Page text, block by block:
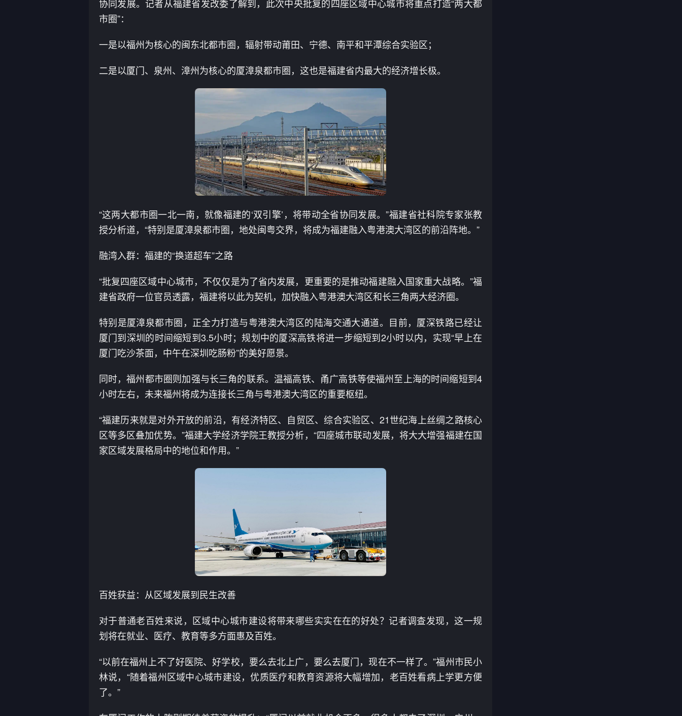
协同发展。记者从福建省发改委了解到，此次中央批复的四座区域中心城市将重点打造“两大都
市圈”：
一是以福州为核心的闽东北都市圈，辐射带动莆田、宁德、南平和平潭综合实验区；
二是以厦门、泉州、漳州为核心的厦漳泉都市圈，这也是福建省内最大的经济增长极。
“这两大都市圈一北一南，就像福建的‘双引擎’，将带动全省协同发展。”福建省社科院专家张教
授分析道，“特别是厦漳泉都市圈，地处闽粤交界，将成为福建融入粤港澳大湾区的前沿阵地。”
融湾入群：福建的“换道超车”之路
“批复四座区域中心城市，不仅仅是为了省内发展，更重要的是推动福建融入国家重大战略。”福
建省政府一位官员透露，福建将以此为契机，加快融入粤港澳大湾区和长三角两大经济圈。
特别是厦漳泉都市圈，正全力打造与粤港澳大湾区的陆海交通大通道。目前，厦深铁路已经让
厦门到深圳的时间缩短到3.5小时；规划中的厦深高铁将进一步缩短到2小时以内，实现“早上在
厦门吃沙茶面，中午在深圳吃肠粉”的美好愿景。
同时，福州都市圈则加强与长三角的联系。温福高铁、甬广高铁等使福州至上海的时间缩短到4
小时左右，未来福州将成为连接长三角与粤港澳大湾区的重要枢纽。
“福建历来就是对外开放的前沿，有经济特区、自贸区、综合实验区、21世纪海上丝绸之路核心
区等多区叠加优势。”福建大学经济学院王教授分析，“四座城市联动发展，将大大增强福建在国
家区域发展格局中的地位和作用。”
百姓获益：从区域发展到民生改善
对于普通老百姓来说，区域中心城市建设将带来哪些实实在在的好处？记者调查发现，这一规
划将在就业、医疗、教育等多方面惠及百姓。
“以前在福州上不了好医院、好学校，要么去北上广，要么去厦门，现在不一样了。”福州市民小
林说，“随着福州区域中心城市建设，优质医疗和教育资源将大幅增加，老百姓看病上学更方便
了。”